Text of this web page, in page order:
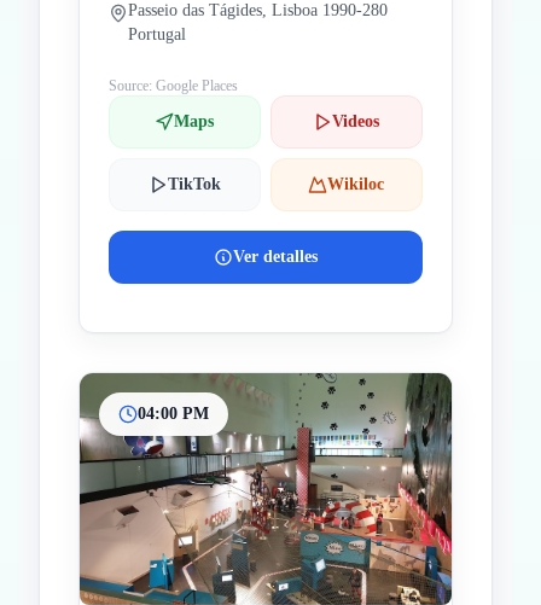
Passeio das Tágides, Lisboa 1990-280
Portugal
Source: Google Places
Maps Videos
TikTok Wikiloc
Ver detalles
04:00 PM